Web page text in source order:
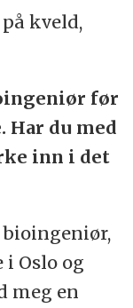
kveld,
før
du med
inn i det
Oslo og
meg en